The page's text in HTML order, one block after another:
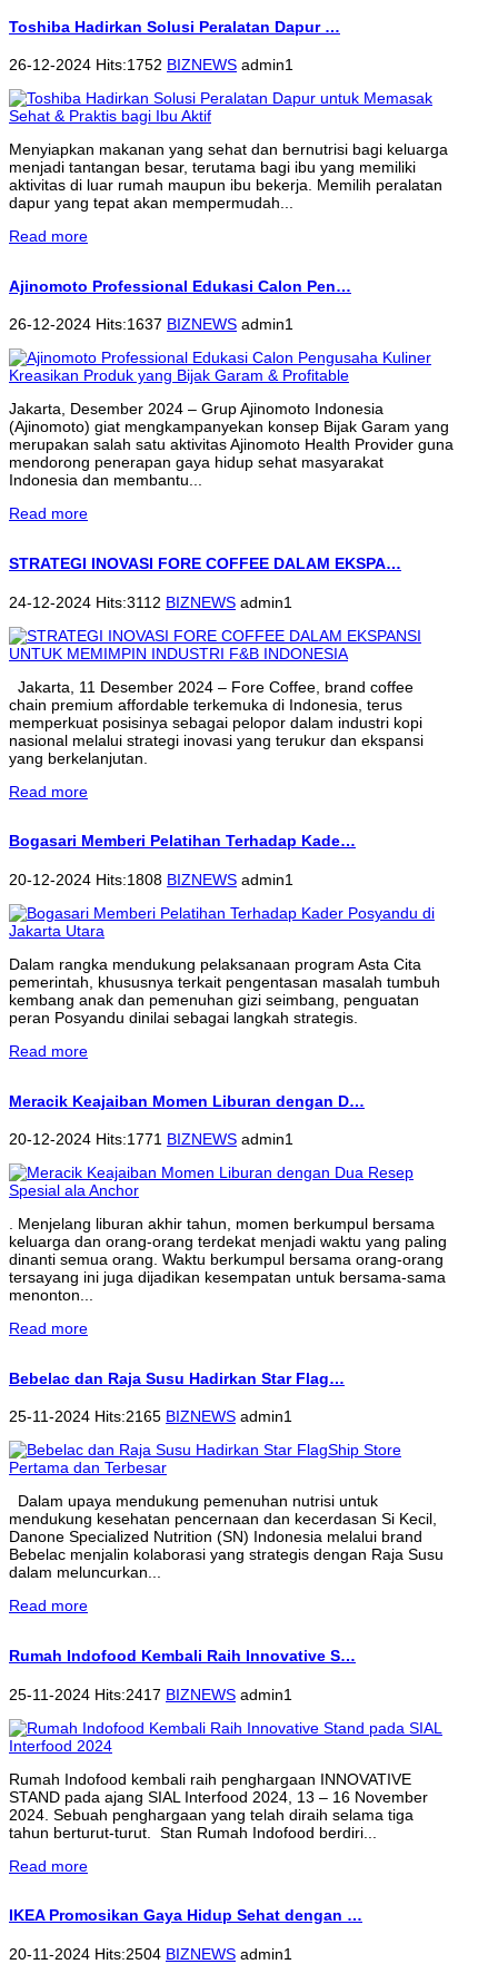
Toshiba Hadirkan Solusi Peralatan Dapur …
26-12-2024 Hits:1752 BIZNEWS admin1
Menyiapkan makanan yang sehat dan bernutrisi bagi keluarga
menjadi tantangan besar, terutama bagi ibu yang memiliki
aktivitas di luar rumah maupun ibu bekerja. Memilih peralatan
dapur yang tepat akan mempermudah...
Read more
Ajinomoto Professional Edukasi Calon Pen…
26-12-2024 Hits:1637 BIZNEWS admin1
Jakarta, Desember 2024 – Grup Ajinomoto Indonesia
(Ajinomoto) giat mengkampanyekan konsep Bijak Garam yang
merupakan salah satu aktivitas Ajinomoto Health Provider guna
mendorong penerapan gaya hidup sehat masyarakat
Indonesia dan membantu...
Read more
STRATEGI INOVASI FORE COFFEE DALAM EKSPA…
24-12-2024 Hits:3112 BIZNEWS admin1
Jakarta, 11 Desember 2024 – Fore Coffee, brand coffee
chain premium affordable terkemuka di Indonesia, terus
memperkuat posisinya sebagai pelopor dalam industri kopi
nasional melalui strategi inovasi yang terukur dan ekspansi
yang berkelanjutan.
Read more
Bogasari Memberi Pelatihan Terhadap Kade…
20-12-2024 Hits:1808 BIZNEWS admin1
Dalam rangka mendukung pelaksanaan program Asta Cita
pemerintah, khususnya terkait pengentasan masalah tumbuh
kembang anak dan pemenuhan gizi seimbang, penguatan
peran Posyandu dinilai sebagai langkah strategis.
Read more
Meracik Keajaiban Momen Liburan dengan D…
20-12-2024 Hits:1771 BIZNEWS admin1
. Menjelang liburan akhir tahun, momen berkumpul bersama
keluarga dan orang-orang terdekat menjadi waktu yang paling
dinanti semua orang. Waktu berkumpul bersama orang-orang
tersayang ini juga dijadikan kesempatan untuk bersama-sama
menonton...
Read more
Bebelac dan Raja Susu Hadirkan Star Flag…
25-11-2024 Hits:2165 BIZNEWS admin1
Dalam upaya mendukung pemenuhan nutrisi untuk
mendukung kesehatan pencernaan dan kecerdasan Si Kecil,
Danone Specialized Nutrition (SN) Indonesia melalui brand
Bebelac menjalin kolaborasi yang strategis dengan Raja Susu
dalam meluncurkan...
Read more
Rumah Indofood Kembali Raih Innovative S…
25-11-2024 Hits:2417 BIZNEWS admin1
Rumah Indofood kembali raih penghargaan INNOVATIVE
STAND pada ajang SIAL Interfood 2024, 13 – 16 November
2024. Sebuah penghargaan yang telah diraih selama tiga
tahun berturut-turut. Stan Rumah Indofood berdiri...
Read more
IKEA Promosikan Gaya Hidup Sehat dengan …
20-11-2024 Hits:2504 BIZNEWS admin1